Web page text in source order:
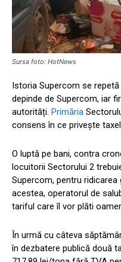
Sursa foto: HotNews
Istoria Supercom se
depinde de Supercom, iar
autorități. Primăria
consens în ce privește
O luptă pe bani, contra
locuitorii Sectorului 2
Supercom, pentru ridicarea
acestea, operatorul de
tariful care îl vor plăti
În urmă cu câteva
în dezbatere publică două